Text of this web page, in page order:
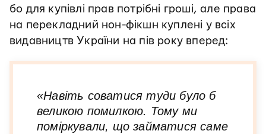
бо для купівлі прав потрібні гроші, але права
на перекладний нон-фікшн куплені у всіх
видавництв України на пів року вперед:
«Навіть соватися туди було б
великою помилкою. Тому ми
поміркували, що займатися саме